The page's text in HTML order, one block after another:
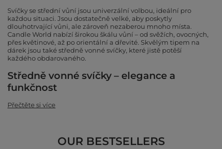
Svíčky se střední vůní jsou univerzální volbou, ideální pro
každou situaci. Jsou dostatečně velké, aby poskytly
dlouhotrvající vůni, ale zároveň nezaberou mnoho místa.
Candle World nabízí širokou škálu vůní – od svěžích, ovocných,
přes květinové, až po orientální a dřevité. Skvělým tipem na
dárek jsou také středně vonné svíčky, které jistě potěší
každého obdarovaného.
Středně vonné svíčky – elegance a
funkčnost
Přečtěte si více
OUR BESTSELLERS